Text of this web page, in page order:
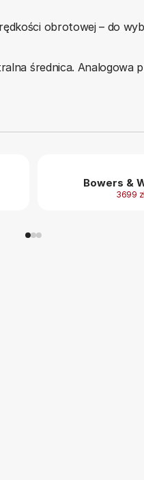
obrotowej – do
średnica. Analogowa
Bowers &
3699